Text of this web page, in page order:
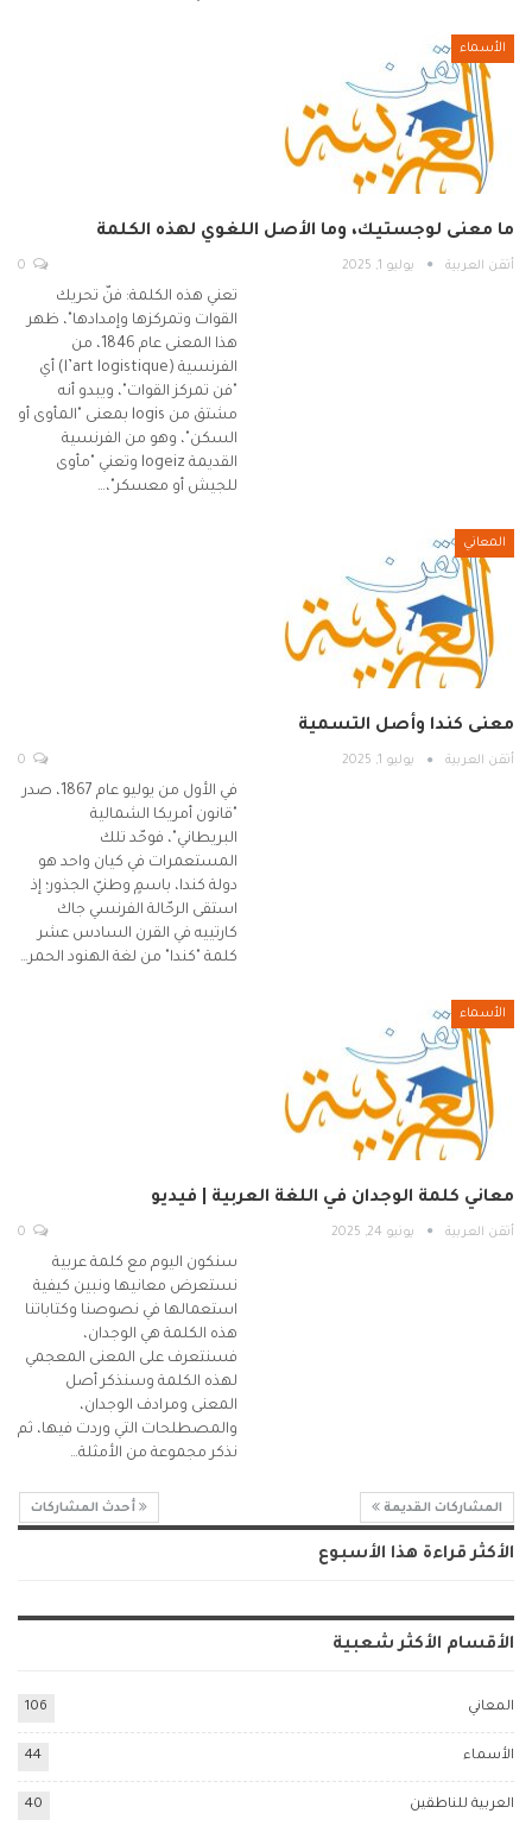
الأسماء
ما معنى لوجستيك، وما الأصل اللغوي لهذه الكلمة
أتقن العربية يوليو 1, 2025
تعني هذه الكلمة: فنّ تحريك
القوات وتمركزها وإمدادها"، ظهر
هذا المعنى عام 1846، من
الفرنسية (l’art logistique) أي
"فن تمركز القوات"، ويبدو أنه
مشتق من logis بمعنى "المأوى أو
السكن"، وهو من الفرنسية
القديمة logeiz وتعني "مأوى
للجيش أو معسكر"،…
المعاني
معنى كندا وأصل التسمية
أتقن العربية يوليو 1, 2025
في الأول من يوليو عام 1867، صدر
"قانون أمريكا الشمالية
البريطاني"، فوحّد تلك
المستعمرات في كيان واحد هو
دولة كندا، باسمٍ وطنيّ الجذور؛ إذ
استقى الرحّالة الفرنسي جاك
كارتييه في القرن السادس عشر
كلمة "كندا" من لغة الهنود الحمر…
الأسماء
معاني كلمة الوجدان في اللغة العربية | فيديو
أتقن العربية يونيو 24, 2025
سنكون اليوم مع كلمة عربية
نستعرض معانيها ونبين كيفية
استعمالها في نصوصنا وكتاباتنا
هذه الكلمة هي الوجدان،
فسنتعرف على المعنى المعجمي
لهذه الكلمة وسنذكر أصل
المعنى ومرادف الوجدان،
والمصطلحات التي وردت فيها، ثم
نذكر مجموعة من الأمثلة…
المشاركات القديمة أحدث المشاركات
الأكثر قراءة هذا الأسبوع
الأقسام الأكثر شعبية
المعاني 106
الأسماء 44
العربية للناطقين 40